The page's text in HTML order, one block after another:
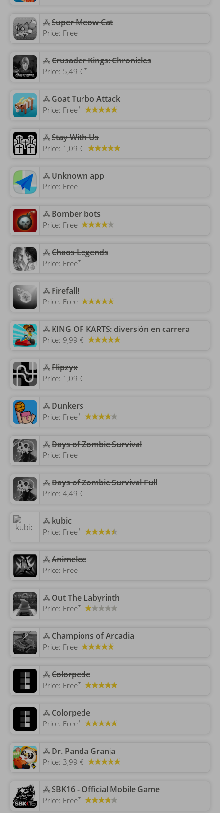
Super Meow Cat
Price: Free
Crusader Kings: Chronicles
Price: 5,49 €+
‎Goat Turbo Attack
Price: Free+
Stay With Us
Price: 1,09 €
Unknown app
Price: Free
‎Bomber bots
Price: Free
Chaos Legends
Price: Free+
Firefall!
Price: Free
‎KING OF KARTS: diversión en carrera
Price: 9,99 €
‎Flipzyx
Price: 1,09 €
‎Dunkers
Price: Free+
Days of Zombie Survival
Price: Free
Days of Zombie Survival Full
Price: 4,49 €
‎kubic
Price: Free+
‎Animelee
Price: Free
‎Out The Labyrinth
Price: Free+
Champions of Arcadia
Price: Free
‎Colorpede
Price: Free+
‎Colorpede
Price: Free+
‎Dr. Panda Granja
Price: 3,99 €
‎SBK16 - Official Mobile Game
Price: Free+